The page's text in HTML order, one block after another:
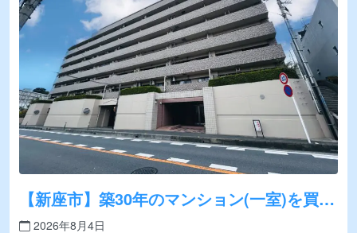
【新座市】築30年のマンション(一室)を買取
いたしました！
2026年8月4日